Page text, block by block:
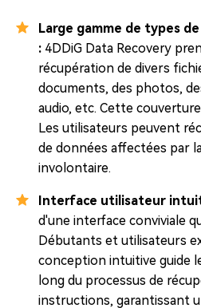
Large gamme de types
: 4DDiG Data Recovery
récupération de divers
documents, des photos,
audio, etc. Cette
Les utilisateurs peuvent
de données affectées par
involontaire.
Interface utilisateur
d'une interface conviviale
Débutants et utilisateurs
conception intuitive guide
long du processus de
instructions, garantissant